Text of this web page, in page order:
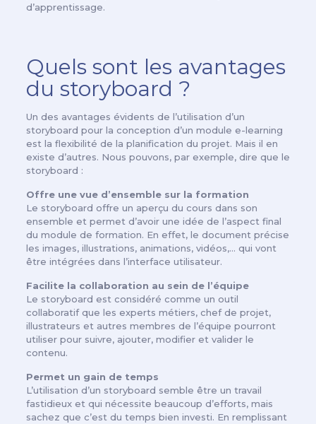
d’apprentissage.
Quels sont les avantages
du storyboard ?
Un des avantages évidents de l’utilisation d’un
storyboard pour la conception d’un module e-learning
est la flexibilité de la planification du projet. Mais il en
existe d’autres. Nous pouvons, par exemple, dire que le
storyboard :
Offre une vue d’ensemble sur la formation
Le storyboard offre un aperçu du cours dans son
ensemble et permet d’avoir une idée de l’aspect final
du module de formation. En effet, le document précise
les images, illustrations, animations, vidéos,… qui vont
être intégrées dans l’interface utilisateur.
Facilite la collaboration au sein de l’équipe
Le storyboard est considéré comme un outil
collaboratif que les experts métiers, chef de projet,
illustrateurs et autres membres de l’équipe pourront
utiliser pour suivre, ajouter, modifier et valider le
contenu.
Permet un gain de temps
L’utilisation d’un storyboard semble être un travail
fastidieux et qui nécessite beaucoup d’efforts, mais
sachez que c’est du temps bien investi. En remplissant